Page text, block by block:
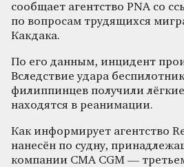
сообщает агентство PNA со
по вопросам трудящихся
Какдака.
По его данным, инцидент
Вследствие удара
филиппинцев получили
находятся в реанимации.
Как информирует агентство
нанесён по судну,
компании CMA CGM —